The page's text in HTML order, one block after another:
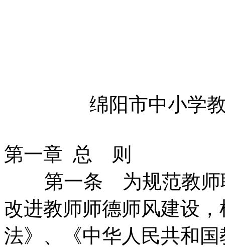
绵阳市中小学
第一章 总 则
第一条 为规范教师
改进教师师德师风建设
法》、《中华人民共和